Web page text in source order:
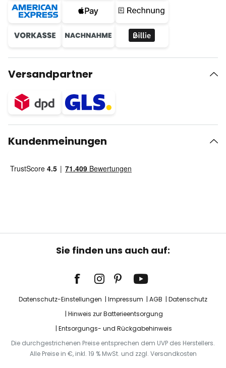
Versandpartner
Kundenmeinungen
Sie finden uns auch auf:
Datenschutz-Einstellungen Impressum AGB
Datenschutz
Hinweis zur Batterieentsorgung
Entsorgungs- und Rückgabehinweis
Die durchgestrichenen Preise entsprechen dem UVP des Herstellers.
Alle Preise in €, inkl. 19 % MwSt. und zzgl. Versandkosten